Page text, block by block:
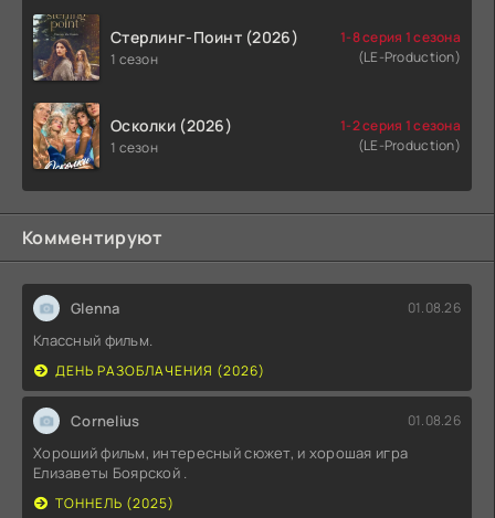
Стерлинг-Поинт (2026)
1 сезон
1-8 серия 1 сезона
(LE-Production)
Осколки (2026)
1 сезон
1-2 серия 1 сезона
(LE-Production)
Комментируют
Glenna 01.08.26
Классный фильм.
ДЕНЬ РАЗОБЛАЧЕНИЯ (2026)
Cornelius 01.08.26
Хороший фильм, интересный сюжет, и хорошая игра
Елизаветы Боярской .
ТОННЕЛЬ (2025)